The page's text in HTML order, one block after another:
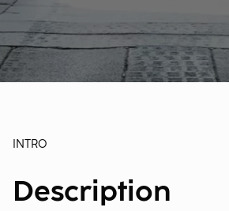
INTRO
Description